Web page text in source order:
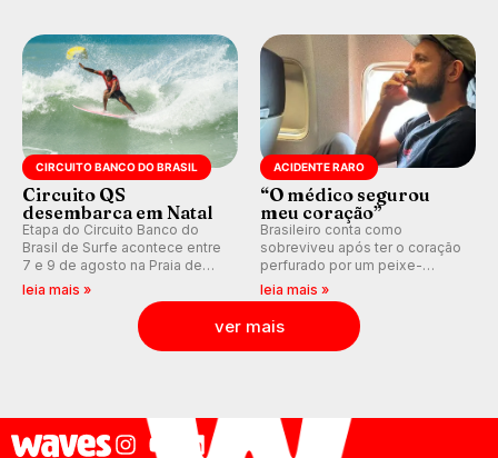
Kelly Slater convidado.
ondas para até 16 dias.
CIRCUITO BANCO DO BRASIL
Circuito QS
desembarca em Natal
Etapa do Circuito Banco do
Brasil de Surfe acontece entre
7 e 9 de agosto na Praia de
Miami (RN), em disputas
válidas pelo Qualifying Series
(QS) 4.000 e pela corrida por
vagas no Challenger Series.
leia mais »
ACIDENTE RARO
“O médico segurou
meu coração”
Brasileiro conta como
sobreviveu após ter o coração
perfurado por um peixe-
agulha enquanto surfava na
Costa Rica.
leia mais »
ver mais